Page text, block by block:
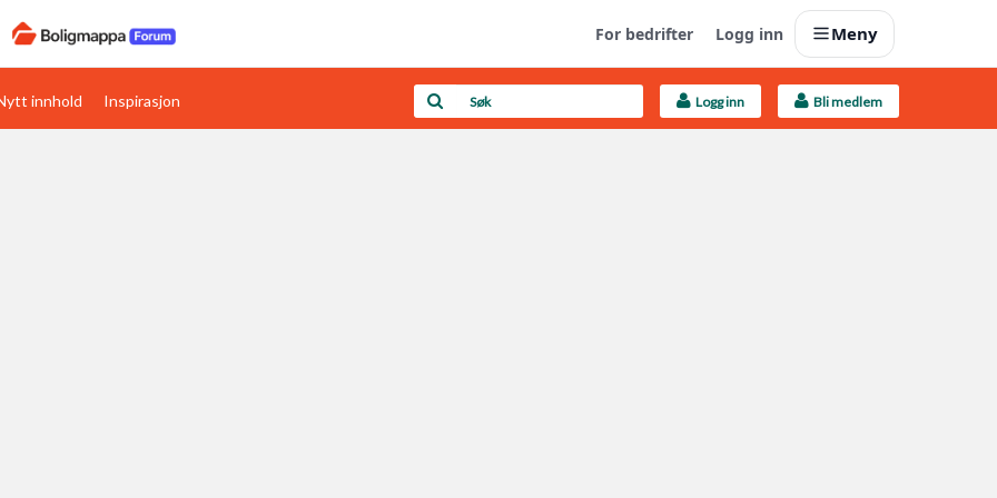
For bedrifter Logg inn Meny
Boligens papirer Last opp selv
innhold Inspirasjon Logg inn Bli medlem